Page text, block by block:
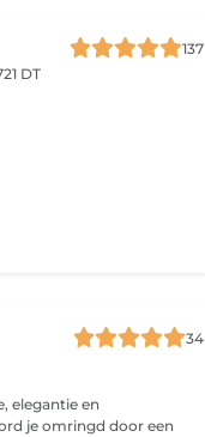
137
DT
34
elegantie en
je omringd door een